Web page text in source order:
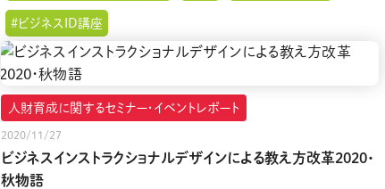
#ビジネスID講座
人財育成に関するセミナー・イベントレポート
2020/11/27
ビジネスインストラクショナルデザインによる教え方改革2020・
秋物語